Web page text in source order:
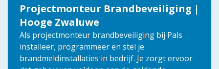
Projectmonteur Brandbeveiliging |
Hooge Zwaluwe
Als projectmonteur brandbeveiliging bij Pals
installeer, programmeer en stel je
brandmeldinstallaties in bedrijf. Je zorgt ervoor